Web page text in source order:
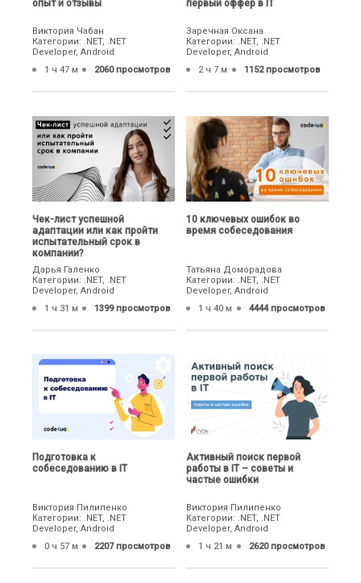
опыт и отзывы
Виктория Чабан
Категории: .NET, .NET
Developer, Android
1 ч 47 м
2060 просмотров
первый оффер в IT
Заречная Оксана
Категории: .NET, .NET
Developer, Android
2 ч 7 м
1152 просмотров
Чек-лист успешной
адаптации или как пройти
испытательный срок в
компании?
Дарья Галенко
Категории: .NET, .NET
Developer, Android
1 ч 31 м
1399 просмотров
10 ключевых ошибок во
время собеседования
Татьяна Доморадова
Категории: .NET, .NET
Developer, Android
1 ч 40 м
4444 просмотров
Подготовка к
собеседованию в IT
Виктория Пилипенко
Категории: .NET, .NET
Developer, Android
0 ч 57 м
2207 просмотров
Активный поиск первой
работы в IT – советы и
частые ошибки
Виктория Пилипенко
Категории: .NET, .NET
Developer, Android
1 ч 21 м
2620 просмотров